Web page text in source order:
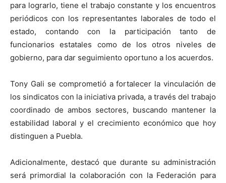
para lograrlo, tiene el trabajo constante y los encuentros
periódicos con los representantes laborales de todo el
estado, contando con la participación tanto de
funcionarios estatales como de los otros niveles de
gobierno, para dar seguimiento oportuno a los acuerdos.
Tony Gali se comprometió a fortalecer la vinculación de
los sindicatos con la iniciativa privada, a través del trabajo
coordinado de ambos sectores, buscando mantener la
estabilidad laboral y el crecimiento económico que hoy
distinguen a Puebla.
Adicionalmente, destacó que durante su administración
será primordial la colaboración con la Federación para